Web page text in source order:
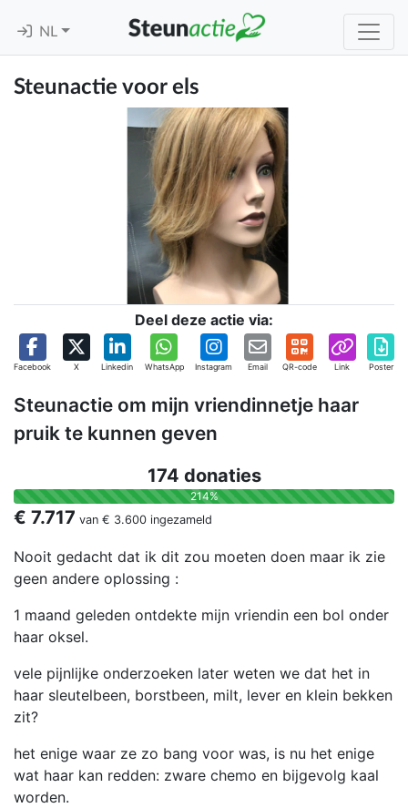
NL
Steunactie voor els
Deel deze actie via:
Facebook X Linkedin WhatsApp Instagram Email QR-code Link Poster
Steunactie om mijn vriendinnetje haar
pruik te kunnen geven
174 donaties
214%
€ 7.717 van € 3.600 ingezameld
Nooit gedacht dat ik dit zou moeten doen maar ik zie
geen andere oplossing :
1 maand geleden ontdekte mijn vriendin een bol onder
haar oksel.
vele pijnlijke onderzoeken later weten we dat het in
haar sleutelbeen, borstbeen, milt, lever en klein bekken
zit?
het enige waar ze zo bang voor was, is nu het enige
wat haar kan redden: zware chemo en bijgevolg kaal
worden.